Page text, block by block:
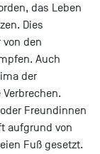
das Leben
Dies
den
Auch
der
Freundinnen
aufgrund von
Fuß gesetzt.